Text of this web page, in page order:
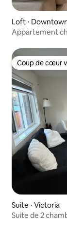
Loft ⋅
Appartement
Coup de cœur
Coup de cœur
Suite ⋅ Victoria
Suite de 2